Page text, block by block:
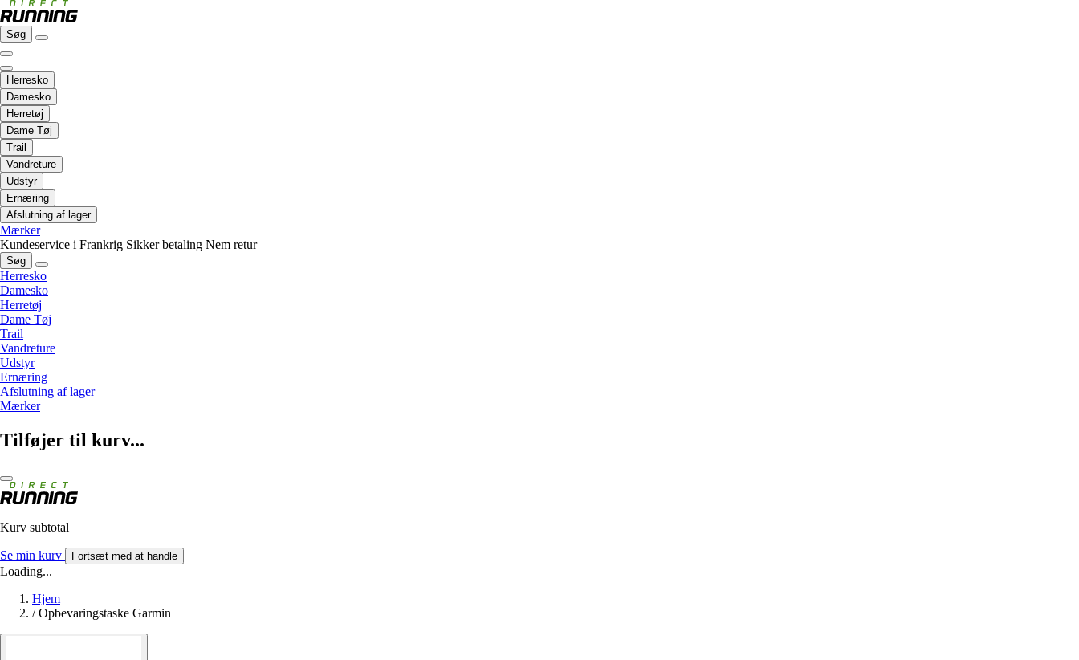
Søg
Herresko
Damesko
Herretøj
Dame Tøj
Trail
Vandreture
Udstyr
Ernæring
Afslutning af lager
Mærker
Kundeservice i Frankrig Sikker betaling Nem retur
Søg
Herresko
Damesko
Herretøj
Dame Tøj
Trail
Vandreture
Udstyr
Ernæring
Afslutning af lager
Mærker
Tilføjer til kurv...
Kurv subtotal
Se min kurv Fortsæt med at handle
Loading...
Hjem
/ Opbevaringstaske Garmin